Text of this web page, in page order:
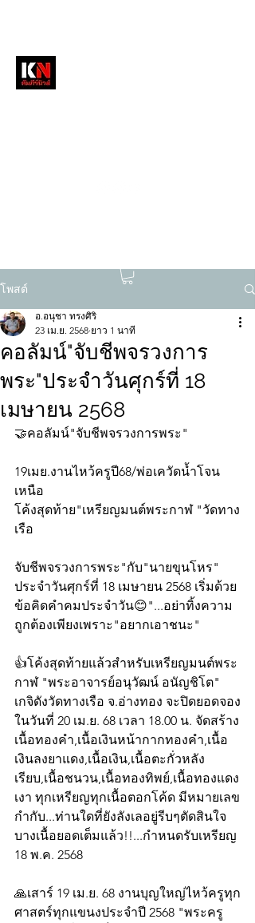
โพสต์
คอลัมน์"จับชีพจรวงการ
พระ"ประจำวันศุกร์ที่ 18
เมษายน 2568
อ.อนุชา ทรงศิริ
23 เม.ย. 2568 ยาว 1 นาที
🤝คอลัมน์"จับชีพจรวงการพระ"
19เมย.งานไหว้ครูปี68/พ่อเควัดน้ำโจน
เหนือ
โค้งสุดท้าย"เหรียญมนต์พระกาฬ "วัดทาง
เรือ
จับชีพจรวงการพระ"กับ"นายขุนโหร"
ประจำวันศุกร์ที่ 18 เมษายน 2568 เริ่มด้วย
ข้อคิดคำคมประจำวัน😊"...อย่าทิ้งความ
ถูกต้องเพียงเพราะ"อยากเอาชนะ"
👍โค้งสุดท้ายแล้วสำหรับเหรียญมนต์พระ
กาฬ "พระอาจารย์อนุวัฒน์ อนัญชิโต"
เกจิดังวัดทางเรือ จ.อ่างทอง จะปิดยอดจอง
ในวันที่ 20 เม.ย. 68 เวลา 18.00 น. จัดสร้าง
เนื้อทองคำ,เนื้อเงินหน้ากากทองคำ,เนื้อ
เงินลงยาแดง,เนื้อเงิน,เนื้อตะกั่วหลัง
เรียบ,เนื้อชนวน,เนื้อทองทิพย์,เนื้อทองแดง
เงา ทุกเหรียญทุกเนื้อตอกโค้ด มีหมายเลข
กำกับ...ท่านใดที่ยังลังเลอยู่รีบๆตัดสินใจ
บางเนื้อยอดเต็มแล้ว!!...กำหนดรับเหรียญ
18 พ.ค. 2568
🙏เสาร์ 19 เม.ย. 68 งานบุญใหญ่ไหว้ครูทุก
ศาสตร์ทุกแขนงประจำปี 2568 "พระครู